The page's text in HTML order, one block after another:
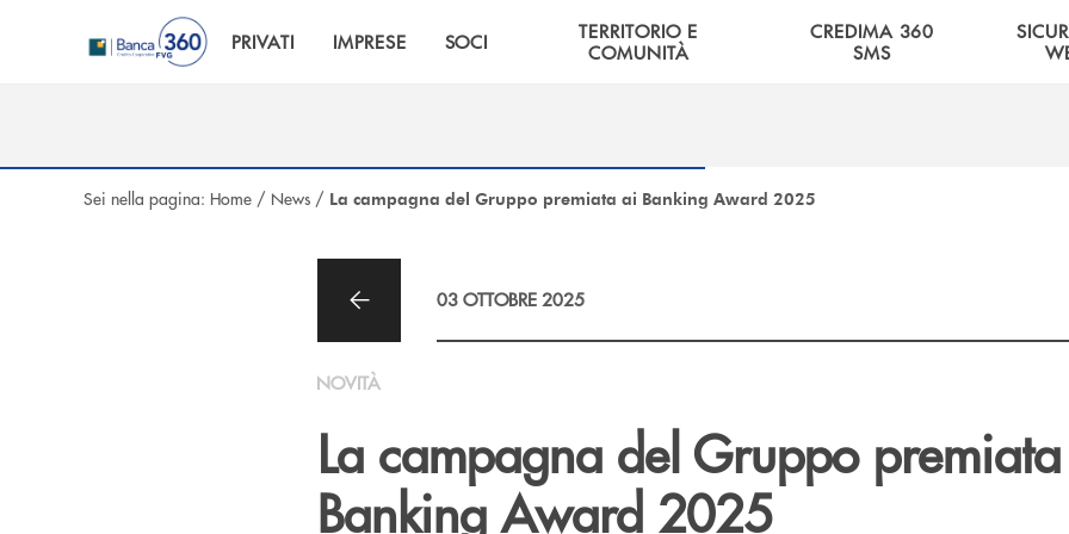
Salta al contenuto principale
PRIVATI IMPRESE SOCI
TERRITORIO E
COMUNITÀ
CREDIMA 360
SMS
Sei nella pagina: Home / News / La campagna del Gruppo premiata ai Banking Award 2025
03 OTTOBRE 2025
NOVITÀ
La campagna del Gruppo
Banking Award 2025